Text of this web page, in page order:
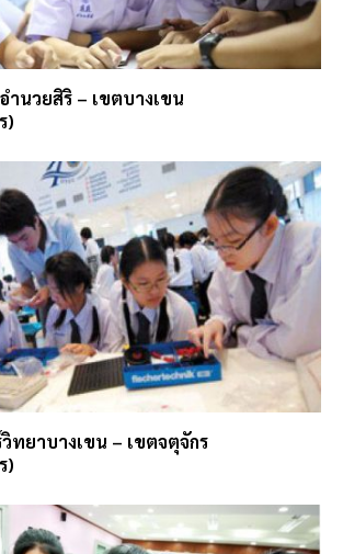
ำนวยสิริ – เขตบางเขน
)
ทยาบางเขน – เขตจตุจักร
)